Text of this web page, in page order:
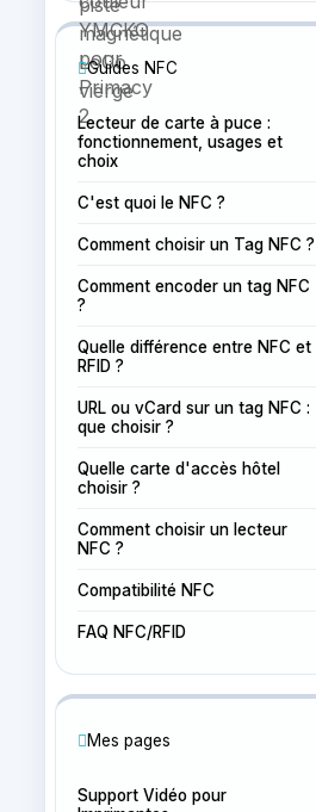
Guides NFC
Lecteur de carte à puce :
fonctionnement, usages et
choix
C'est quoi le NFC ?
Comment choisir un Tag NFC ?
Comment encoder un tag NFC
?
Quelle différence entre NFC et
RFID ?
URL ou vCard sur un tag NFC :
que choisir ?
Quelle carte d'accès hôtel
choisir ?
Comment choisir un lecteur
NFC ?
Compatibilité NFC
FAQ NFC/RFID
Mes pages
Support Vidéo pour